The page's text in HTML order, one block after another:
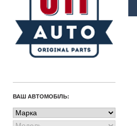
ВАШ АВТОМОБІЛЬ: